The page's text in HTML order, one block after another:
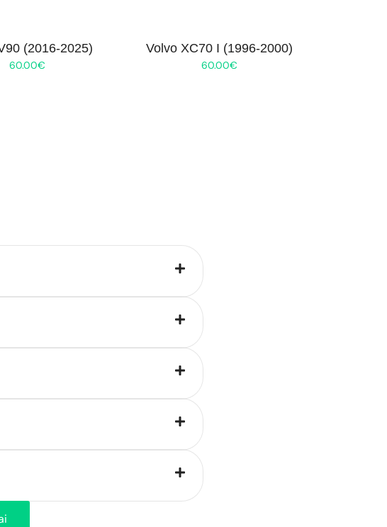
(2016-2025)
60.00€
Volvo XC70 I (1996-2000)
60.00€